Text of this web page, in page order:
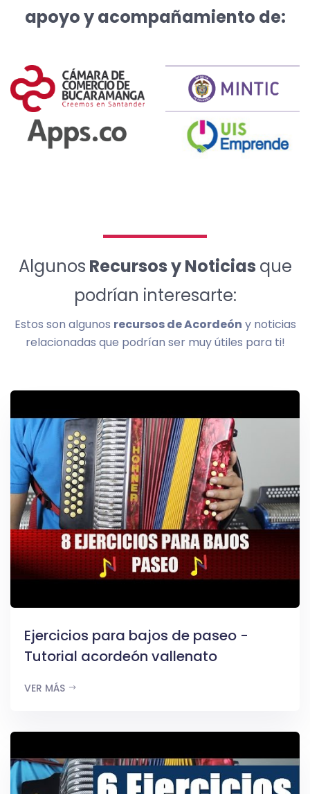
apoyo y acompañamiento de:
Algunos Recursos y Noticias que
podrían interesarte:
Estos son algunos recursos de Acordeón y noticias
relacionadas que podrían ser muy útiles para ti!
Ejercicios para bajos de paseo -
Tutorial acordeón vallenato
VER MÁS